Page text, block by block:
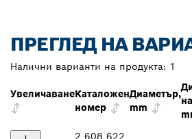
ПРЕГЛЕД НА
Налични варианти на продукта: 1
УвеличаванеКаталожен
номер
Диаметър,
mm
2 608 622